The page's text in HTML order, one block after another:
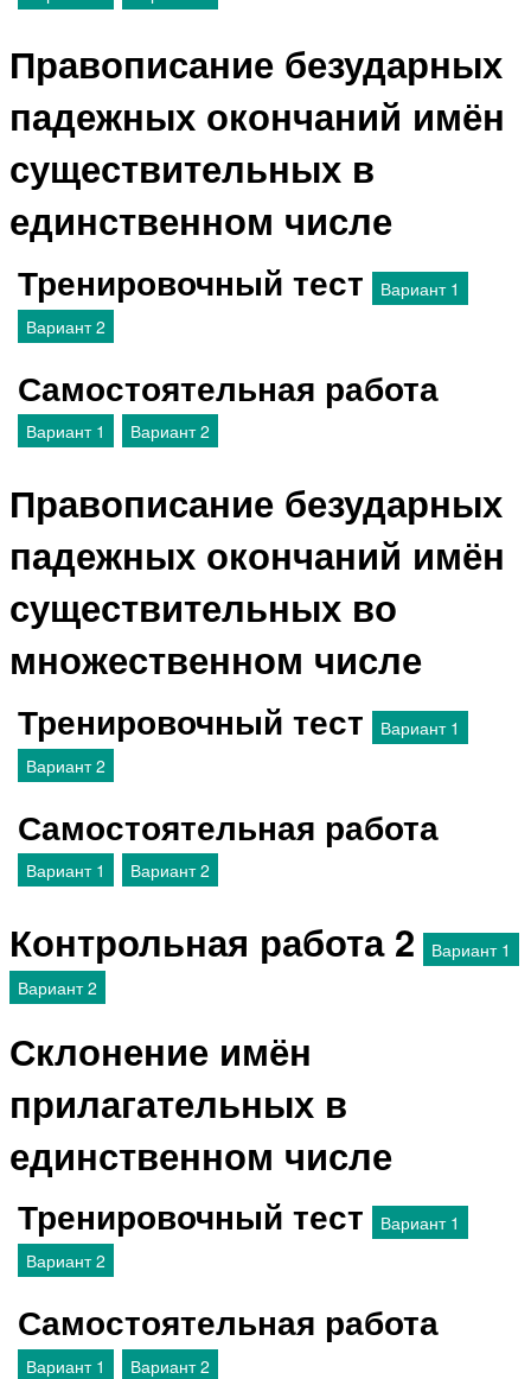
Правописание безударных
падежных окончаний имён
существительных в
единственном числе
Тренировочный тест
Вариант 1
Вариант 2
Самостоятельная работа
Вариант 1 Вариант 2
Правописание безударных
падежных окончаний имён
существительных во
множественном числе
Тренировочный тест
Вариант 1
Вариант 2
Самостоятельная работа
Вариант 1 Вариант 2
Контрольная работа 2
Вариант 1
Вариант 2
Склонение имён
прилагательных в
единственном числе
Тренировочный тест
Вариант 1
Вариант 2
Самостоятельная работа
Вариант 1 Вариант 2